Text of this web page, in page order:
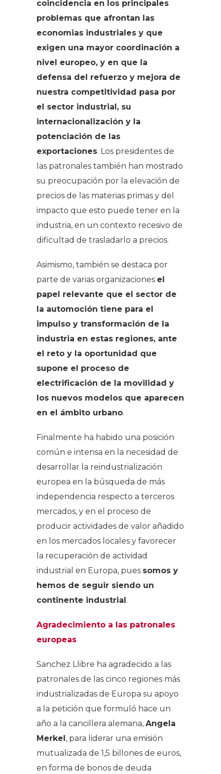
coincidencia en los principales
problemas que afrontan las
economias industriales y que
exigen una mayor coordinación a
nivel europeo, y en que la
defensa del refuerzo y mejora de
nuestra competitividad pasa por
el sector industrial, su
internacionalización y la
potenciación de las
exportaciones. Los presidentes de
las patronales también han mostrado
su preocupación por la elevación de
precios de las materias primas y del
impacto que esto puede tener en la
industria, en un contexto recesivo de
dificultad de trasladarlo a precios.
Asimismo, también se destaca por
parte de varias organizaciones el
papel relevante que el sector de
la automoción tiene para el
impulso y transformación de la
industria en estas regiones, ante
el reto y la oportunidad que
supone el proceso de
electrificación de la movilidad y
los nuevos modelos que aparecen
en el ámbito urbano.
Finalmente ha habido una posición
común e intensa en la necesidad de
desarrollar la reindustrialización
europea en la búsqueda de más
independencia respecto a terceros
mercados, y en el proceso de
producir actividades de valor añadido
en los mercados locales y favorecer
la recuperación de actividad
industrial en Europa, pues somos y
hemos de seguir siendo un
continente industrial.
Agradecimiento a las patronales
europeas
Sanchez Llibre ha agradecido a las
patronales de las cinco regiones más
industrializadas de Europa su apoyo
a la petición que formuló hace un
año a la cancillera alemana, Angela
Merkel, para liderar una emisión
mutualizada de 1,5 billones de euros,
en forma de bonos de deuda